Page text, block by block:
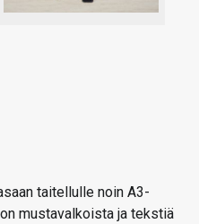
taitellulle noin A3-
mustavalkoista ja tekstiä